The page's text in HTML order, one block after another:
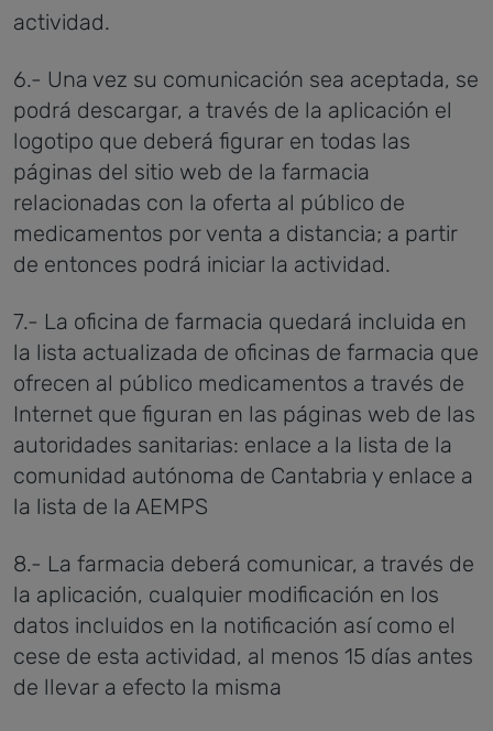
actividad.
6.- Una vez su comunicación sea aceptada, se
podrá descargar, a través de la aplicación el
logotipo que deberá figurar en todas las
páginas del sitio web de la farmacia
relacionadas con la oferta al público de
medicamentos por venta a distancia; a partir
de entonces podrá iniciar la actividad.
7.- La oficina de farmacia quedará incluida en
la lista actualizada de oficinas de farmacia que
ofrecen al público medicamentos a través de
Internet que figuran en las páginas web de las
autoridades sanitarias: enlace a la lista de la
comunidad autónoma de Cantabria y enlace a
la lista de la AEMPS
8.- La farmacia deberá comunicar, a través de
la aplicación, cualquier modificación en los
datos incluidos en la notificación así como el
cese de esta actividad, al menos 15 días antes
de llevar a efecto la misma